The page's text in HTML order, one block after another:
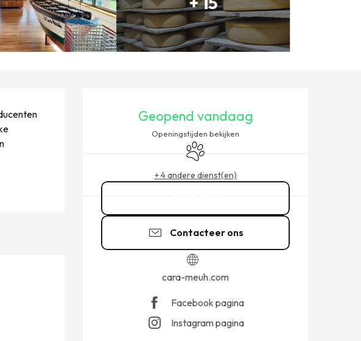
Geopend vandaag
Openingstijden bekijken
Dieren toegelaten
+ 4 andere dienst(en)
Contacteer ons
cara-meuh.com
Facebook pagina
Instagram pagina